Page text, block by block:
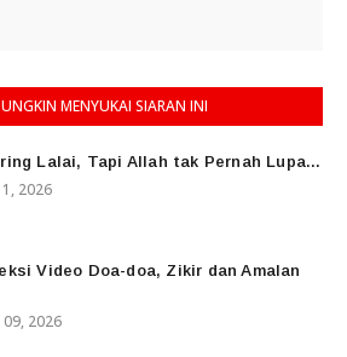
MENYUKAI SIARAN INI
Lalai, Tapi Allah tak Pernah Lupa...
2026
Video Doa-doa, Zikir dan Amalan
09, 2026